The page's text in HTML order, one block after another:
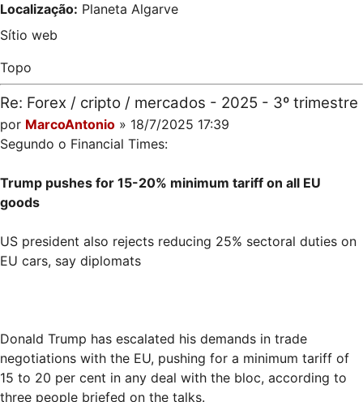
Localização: Planeta Algarve
Sítio web
Topo
Re: Forex / cripto / mercados - 2025 - 3º trimestre
por MarcoAntonio » 18/7/2025 17:39
Segundo o Financial Times:
Trump pushes for 15-20% minimum tariff on all EU
goods
US president also rejects reducing 25% sectoral duties on
EU cars, say diplomats
Donald Trump has escalated his demands in trade
negotiations with the EU, pushing for a minimum tariff of
15 to 20 per cent in any deal with the bloc, according to
three people briefed on the talks.